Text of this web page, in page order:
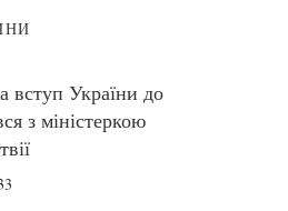
вступ України до
з міністеркою